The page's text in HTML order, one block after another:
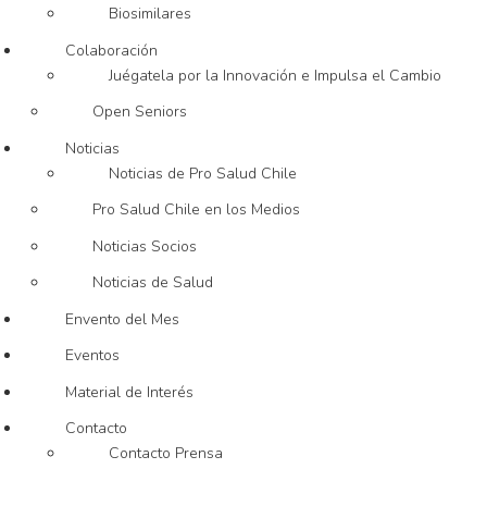
Biosimilares
Colaboración
Juégatela por la Innovación e Impulsa el Cambio
Open Seniors
Noticias
Noticias de Pro Salud Chile
Pro Salud Chile en los Medios
Noticias Socios
Noticias de Salud
Envento del Mes
Eventos
Material de Interés
Contacto
Contacto Prensa